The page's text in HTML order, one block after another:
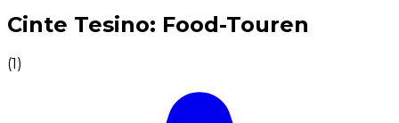
Unvergessliche kulinarische Erlebnisse:
Cinte Tesino: Food-Touren
(1)